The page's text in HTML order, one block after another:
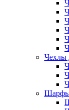
Чехлы